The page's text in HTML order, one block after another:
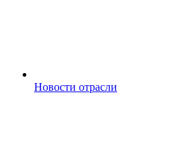
Новости отрасли